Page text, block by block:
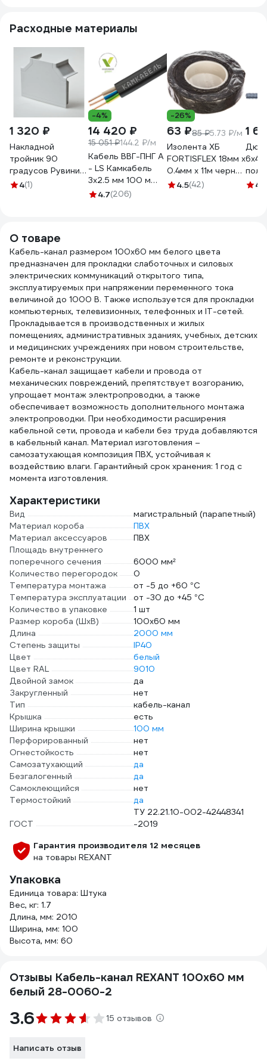
Расходные материалы
1 320 ₽
Накладной
тройник 90
градусов Рувинил
100х60/40 белый
4(1)
-4%
14 420 ₽
15 051 ₽144.2 ₽/м
Кабель ВВГ-ПНГ А
- LS Камкабель
3x2.5 мм 100 м
ГОСТ
4.7(206)
-26%
63 ₽85 ₽5.73 ₽/м
Изолента ХБ
FORTISFLEX 18мм х
0.4мм х 11м черная
71242
4.5(42)
1
4.2
О товаре
Кабель-канал размером 100х60 мм белого цвета
предназначен для прокладки слаботочных и силовых
электрических коммуникаций открытого типа,
эксплуатируемых при напряжении переменного тока
величиной до 1000 В. Также используется для прокладки
компьютерных, телевизионных, телефонных и IT-сетей.
Прокладывается в производственных и жилых
помещениях, административных зданиях, учебных, детских
и медицинских учреждениях при новом строительстве,
ремонте и реконструкции.
Кабель-канал защищает кабели и провода от
механических повреждений, препятствует возгоранию,
упрощает монтаж электропроводки, а также
обеспечивает возможность дополнительного монтажа
электропроводки. При необходимости расширения
кабельной сети, провода и кабели без труда добавляются
в кабельный канал. Материал изготовления –
самозатухающая композиция ПВХ, устойчивая к
воздействию влаги. Гарантийный срок хранения: 1 год с
момента изготовления.
Характеристики
Вид
магистральный (парапетный)
Материал короба
ПВХ
Материал аксессуаров
ПВХ
Площадь внутреннего
поперечного сечения
6000 мм²
Количество перегородок
0
Температура монтажа
от -5 до +60 °С
Температура эксплуатации
от -30 до +45 °С
Количество в упаковке
1 шт
Размер короба (ШхВ)
100х60 мм
Длина
2000 мм
Степень защиты
IP40
Цвет
белый
Цвет RAL
9010
Двойной замок
да
Закругленный
нет
Тип
кабель-канал
Крышка
есть
Ширина крышки
100 мм
Перфорированный
нет
Огнестойкость
нет
Самозатухающий
да
Безгалогенный
да
Самоклеющийся
нет
Термостойкий
да
ГОСТ
ТУ 22.21.10-002-42448341
-2019
Гарантия производителя 12 месяцев
на товары REXANT
Упаковка
Единица товара: Штука
Вес, кг: 1.7
Длина, мм: 2010
Ширина, мм: 100
Высота, мм: 60
Отзывы Кабель-канал REXANT 100x60 мм
белый 28-0060-2
3.6 15 отзывов
Написать отзыв